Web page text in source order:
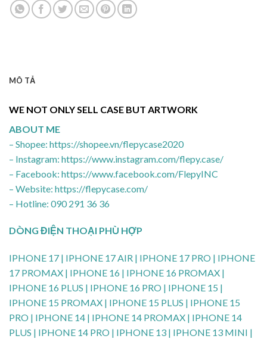
MÔ TẢ
WE NOT ONLY SELL CASE BUT ARTWORK
ABOUT ME
– Shopee: https://shopee.vn/flepycase2020
– Instagram: https://www.instagram.com/flepy.case/
– Facebook: https://www.facebook.com/FlepyINC
– Website: https://flepycase.com/
– Hotline: 090 291 36 36
DÒNG ĐIỆN THOẠI PHÙ HỢP
IPHONE 17 | IPHONE 17 AIR | IPHONE 17 PRO | IPHONE
17 PROMAX | IPHONE 16 | IPHONE 16 PROMAX |
IPHONE 16 PLUS | IPHONE 16 PRO | IPHONE 15 |
IPHONE 15 PROMAX | IPHONE 15 PLUS | IPHONE 15
PRO | IPHONE 14 | IPHONE 14 PROMAX | IPHONE 14
PLUS | IPHONE 14 PRO | IPHONE 13 | IPHONE 13 MINI |